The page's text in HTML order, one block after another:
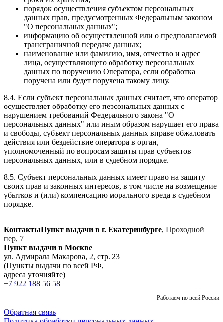
порядок осуществления субъектом персональных
данных прав, предусмотренных Федеральным законом
"О персональных данных";
информацию об осуществленной или о предполагаемой
трансграничной передаче данных;
наименование или фамилию, имя, отчество и адрес
лица, осуществляющего обработку персональных
данных по поручению Оператора, если обработка
поручена или будет поручена такому лицу.
8.4. Если субъект персональных данных считает, что оператор
осуществляет обработку его персональных данных с
нарушением требований Федерального закона "О
персональных данных" или иным образом нарушает его права
и свободы, субъект персональных данных вправе обжаловать
действия или бездействие оператора в орган,
уполномоченный по вопросам защиты прав субъектов
персональных данных, или в судебном порядке.
8.5. Субъект персональных данных имеет право на защиту
своих прав и законных интересов, в том числе на возмещение
убытков и (или) компенсацию морального вреда в судебном
порядке.
КонтактыПункт выдачи в г. Екатеринбурге, Проходной
пер, 7
Пункт выдачи в Москве
ул. Адмирала Макарова, 2, стр. 23
(Пункты выдачи по всей РФ,
адреса уточняйте)
+7 922 188 56 58
Работаем по всей России
Обратная связь